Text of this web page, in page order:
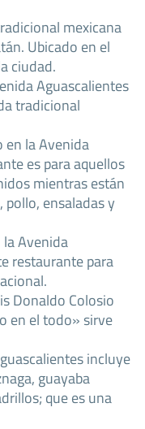
mexicana
Ubicado en el
ciudad.
Aguascalientes
tradicional
en la Avenida
es para aquellos
mientras están
pollo, ensaladas y
Avenida
restaurante para
Donaldo Colosio
en el todo» sirve
incluye
guayaba
que es una